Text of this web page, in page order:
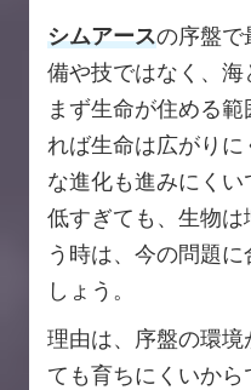
シムアースの序盤で
備や技ではなく、海
まず生命が住める
れば生命は広がり
な進化も進みにく
低すぎても、生物
う時は、今の問題
しょう。
理由は、序盤の環
ても育ちにくいか